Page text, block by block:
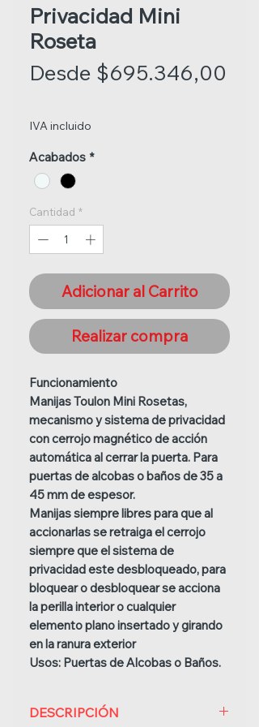
Privacidad Mini
Roseta
Desde $695.346,00
de
oferta
IVA incluido
Acabados *
Cantidad *
Adicionar al Carrito
Realizar compra
Funcionamiento
Manijas Toulon Mini Rosetas,
mecanismo y sistema de privacidad
con cerrojo magnético de acción
automática al cerrar la puerta. Para
puertas de alcobas o baños de 35 a
45 mm de espesor.
Manijas siempre libres para que al
accionarlas se retraiga el cerrojo
siempre que el sistema de
privacidad este desbloqueado, para
bloquear o desbloquear se acciona
la perilla interior o cualquier
elemento plano insertado y girando
en la ranura exterior
Usos: Puertas de Alcobas o Baños.
DESCRIPCIÓN